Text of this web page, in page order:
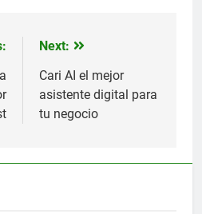
Next:
Cari AI el mejor
asistente digital para
tu negocio